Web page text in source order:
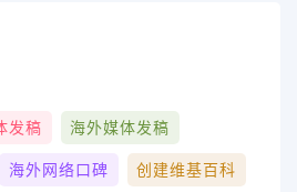
发稿 海外媒体发稿
海外网络口碑 创建维基百科